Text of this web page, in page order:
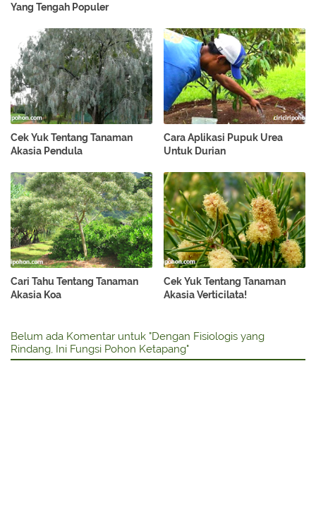
Yang Tengah Populer
Cek Yuk Tentang Tanaman
Akasia Pendula
Cara Aplikasi Pupuk Urea
Untuk Durian
Cari Tahu Tentang Tanaman
Akasia Koa
Cek Yuk Tentang Tanaman
Akasia Verticilata!
Belum ada Komentar untuk "Dengan Fisiologis yang
Rindang, Ini Fungsi Pohon Ketapang"